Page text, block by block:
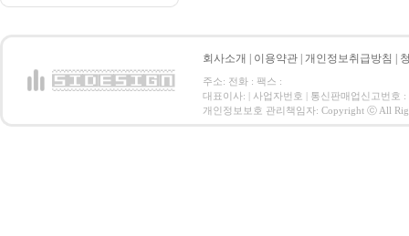
회사소개 이용약관 개인정보취급방침
주소: 전화 : 팩스 :
대표이사: | 사업자번호 | 통신판매업신고번호 :
개인정보보호 관리책임자: Copyright ⓒ All